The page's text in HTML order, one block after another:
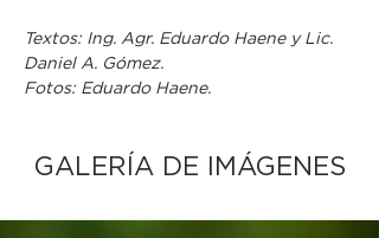
Textos: Ing. Agr. Eduardo Haene y Lic.
Daniel A. Gómez.
Fotos: Eduardo Haene.
GALERÍA DE IMÁGENES